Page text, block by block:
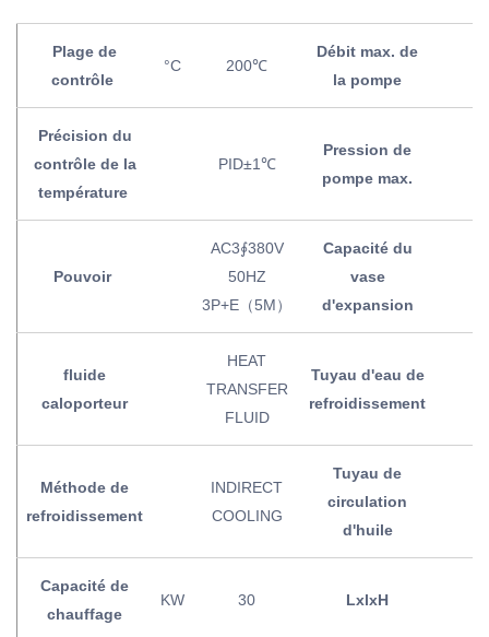
Plage de
contrôle
°C 200℃
Débit max. de
la pompe
Précision du
contrôle de la
température
PID±1℃
Pression de
pompe max.
Pouvoir
AC3∮380V
50HZ
3P+E（5M）
Capacité du
vase
d'expansion
fluide
caloporteur
HEAT
TRANSFER
FLUID
Tuyau d'eau de
refroidissement
Méthode de
refroidissement
INDIRECT
COOLING
Tuyau de
circulation
d'huile
Capacité de
chauffage
KW 30 LxlxH